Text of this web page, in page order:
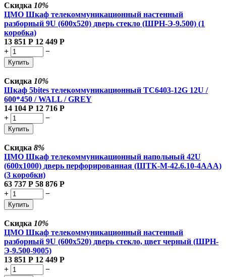
Скидка 10%
ЦМО Шкаф телекоммуникационный настенный
разборный 9U (600х520) дверь стекло (ШРН-Э-9.500) (1
коробка)
13 851 Р 12 449 Р
+
−
Купить
Скидка 10%
Шкаф 5bites телекоммуникационный TC6403-12G 12U /
600*450 / WALL / GREY
14 104 Р 12 716 Р
+
−
Купить
Скидка 8%
ЦМО Шкаф телекоммуникационный напольный 42U
(600x1000) дверь перфорированная (ШТК-М-42.6.10-4ААА)
(3 коробки)
63 737 Р 58 876 Р
+
−
Купить
Скидка 10%
ЦМО Шкаф телекоммуникационный настенный
разборный 9U (600х520) дверь стекло, цвет черный (ШРН-
Э-9.500-9005)
13 851 Р 12 449 Р
+
−